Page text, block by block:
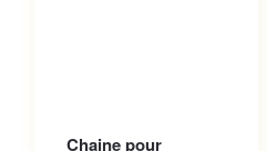
Chaine pour